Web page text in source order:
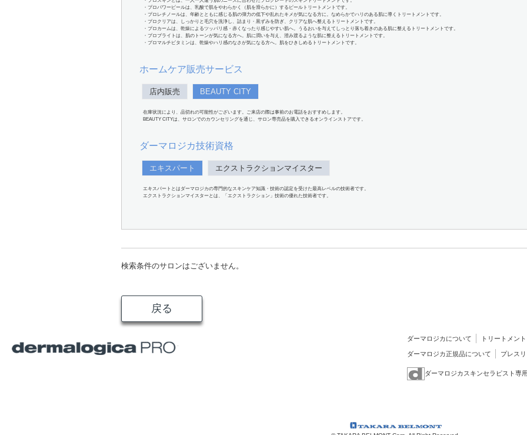
・プロパワーピールは、乳酸で肌をやわらかく（肌を滑らかに）するピールトリートメントです。
・プロレチノールは、年齢とともに感じる肌の弾力の低下や乱れたキメが気になる方に。なめらかでハリのある肌に導くトリートメントです。
・プロクリアは、しっかりと毛穴を洗浄し、詰まり・黒ずみを防ぎ、クリアな肌へ整えるトリートメントです。
・プロカームは、乾燥によるツッパリ感・赤くなったり感じやすい肌へ。うるおいを与えてしっとり落ち着きのある肌に整えるトリートメントです。
・プロブライトは、肌のトーンが気になる方へ。肌に潤いを与え、澄み渡るような肌に整えるトリートメントです。
・プロマルチビタミンは、乾燥やハリ感のなさが気になる方へ。肌をひきしめるトリートメントです。
ホームケア販売サービス
店内販売 BEAUTY CITY
在庫状況により、品切れの可能性がございます。ご来店の際は事前のお電話をおすすめします。
BEAUTY CITYは、サロンでのカウンセリングを通じ、サロン専売品を購入できるオンラインストアです。
ダーマロジカ技術資格
エキスパート エクストラクションマイスター
エキスパートとはダーマロジカの専門的なスキンケア知識・技術の認定を受けた最高レベルの技術者です。
エクストラクションマイスターとは、「エクストラクション」技術の優れた技術者です。
検索条件のサロンはございません。
戻る
ダーマロジカについて トリートメント
ダーマロジカ正規品について プレス
ダーマロジカスキンセラピスト専